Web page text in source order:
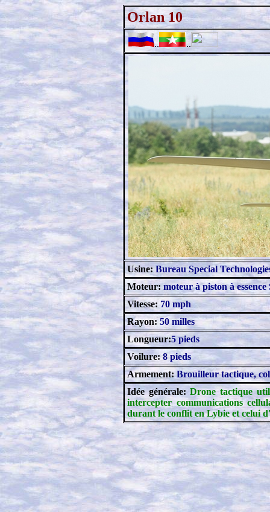
Orlan 10
.. ..
Usine:Bureau Special
Moteur: moteur à piston à
Vitesse: 70 mph
Rayon: 50 milles
Longueur:5 pieds
Voilure:8 pieds
Armement:Brouilleur tactique,
Idée générale:Drone tactique
intercepter communications
durant le conflit en Lybie et celui